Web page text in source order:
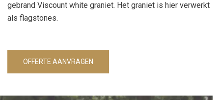
gebrand Viscount white graniet. Het graniet is hier verwerkt
als flagstones.
OFFERTE AANVRAGEN